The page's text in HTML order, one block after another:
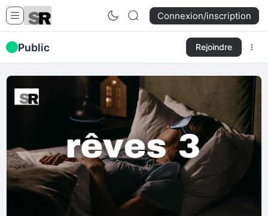
Connexion/inscription
Public Rejoindre